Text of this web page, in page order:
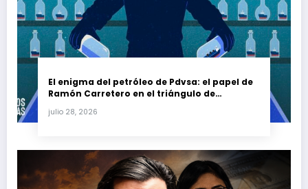
El enigma del petróleo de Pdvsa: el papel de
Ramón Carretero en el triángulo de
julio 28, 2026